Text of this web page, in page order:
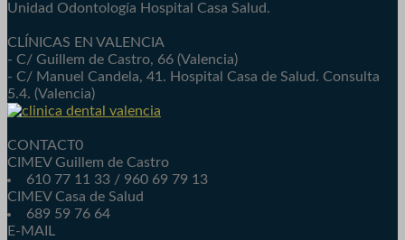
Unidad Odontología Hospital Casa Salud.
CLÍNICAS EN VALENCIA
- C/ Guillem de Castro, 66 (Valencia)
- C/ Manuel Candela, 41. Hospital Casa de Salud. Consulta
5.4. (Valencia)
CONTACT0
CIMEV Guillem de Castro
610 77 11 33 / 960 69 79 13
CIMEV Casa de Salud
689 59 76 64
E-MAIL